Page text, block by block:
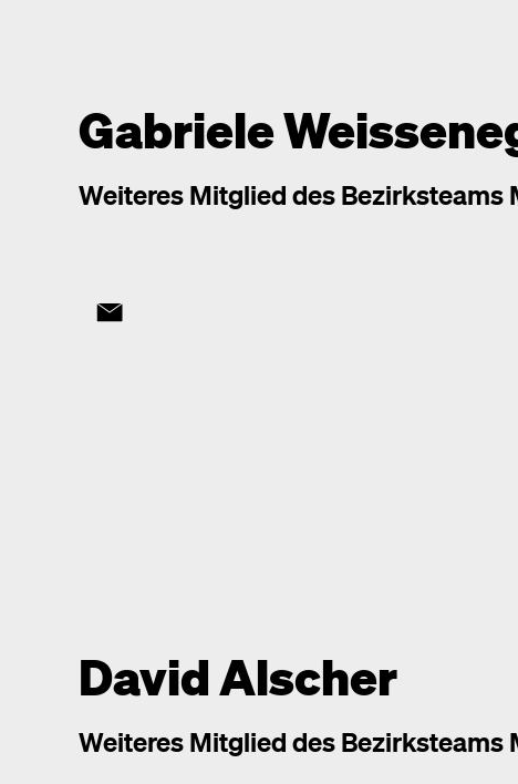
Gabriele
Weiteres Mitglied des Bezirksteams
David Alscher
Weiteres Mitglied des Bezirksteams